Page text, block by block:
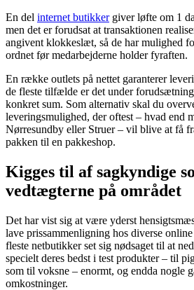
En del internet butikkergiver løfte om 1
men det er forudsat at transaktionen
angivent klokkeslæt, så de har mulighed
ordnet før medarbejderne holder fyraften.
En række outlets på nettet garanterer
de fleste tilfælde er det under
konkret sum. Som alternativ skal du
leveringsmulighed, der oftest – hvad end
Nørresundby eller Struer – vil blive at få
pakken til en pakkeshop.
Kigges til af sagkyndige
vedtægterne på området
Det har vist sig at være yderst
lave prissammenligning hos diverse
fleste netbutikker set sig nødsaget til at
specielt deres bedst i test produkter – til
som til voksne – enormt, og endda nogle
omkostninger.